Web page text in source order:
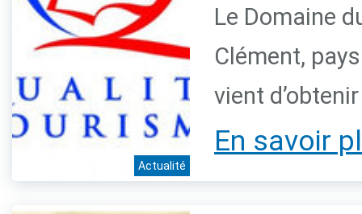
Actualité
Le Domaine
Clément,
vient
En savoir